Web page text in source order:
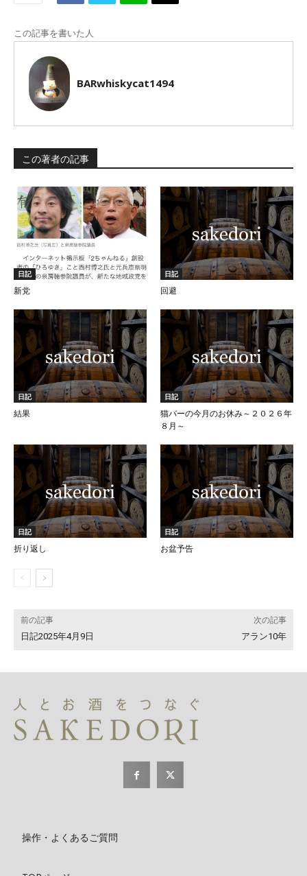
この記事を書いた人
BARwhiskycat1494
この著者の記事
日記
新党
日記
回避
日記
結果
日記
猫バーの今月のお休み～２０２６年
８月～
日記
折り返し
日記
お盆予告
前の記事
日記2025年4月9日
次の記事
アラン10年
操作・よくあるご質問